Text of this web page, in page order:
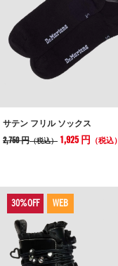
サテン フリル ソックス
2,750 円（税込） 1,925 円 （税込）
WEB